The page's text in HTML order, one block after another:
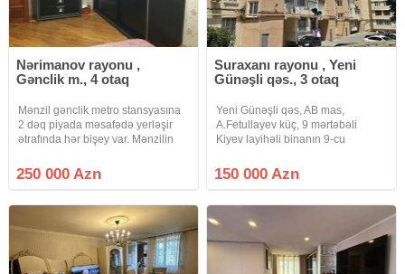
Nərimanov rayonu ,
Gənclik m., 4 otaq
Mənzil gənclik metro stansyasına
2 dəq piyada məsafədə yerləşir
ətrafında hər bişey var. Mənzilin
250 000 Azn
Suraxanı rayonu , Yeni
Günəşli qəs., 3 otaq
Yeni Günəşli qəs, AB mas,
A.Fetullayev küç, 9 mərtəbəli
Kiyev layihəli binanın 9-cu
otaqlı, 85 kv, orta temirli menzil
satışdadır. Menzilin üstünlükleri-
150 000 Azn